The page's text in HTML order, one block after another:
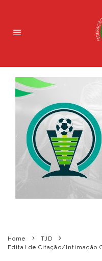
Home
TJD
Edital de Citação/Intimação